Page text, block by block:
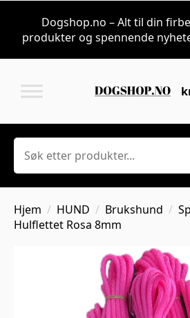
Dogshop.no – Alt til din
produkter og spennende
Søk
Hjem HUND Brukshund
Hulflettet Rosa 8mm